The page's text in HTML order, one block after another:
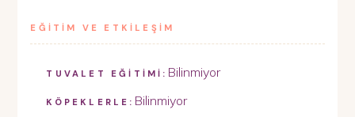
EĞİTİM VE ETKİLEŞİM
TUVALET EĞİTİMİ: Bilinmiyor
KÖPEKLERLE: Bilinmiyor